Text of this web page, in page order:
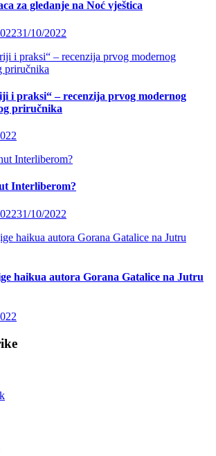
za gledanje na Noć vještica
31/10/2022
i praksi“ – recenzija prvog modernog
priručnika
Interliberom?
31/10/2022
haikua autora Gorana Gatalice na Jutru